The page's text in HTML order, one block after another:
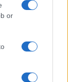
or
EJI elnökét.
folyósított a